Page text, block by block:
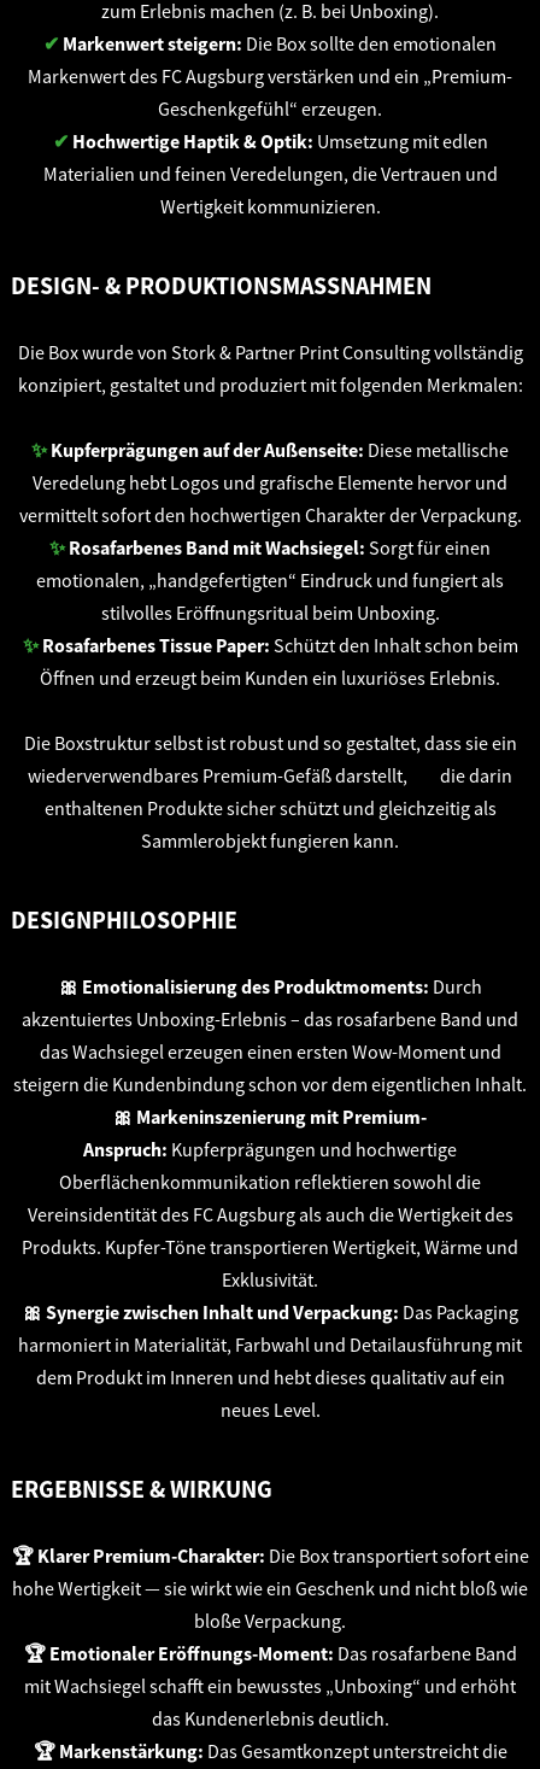
zum Erlebnis machen (z. B. bei Unboxing).
✔ Markenwert steigern: Die Box sollte den emotionalen
Markenwert des FC Augsburg verstärken und ein „Premium-
Geschenkgefühl“ erzeugen.
✔ Hochwertige Haptik & Optik: Umsetzung mit edlen
Materialien und feinen Veredelungen, die Vertrauen und
Wertigkeit kommunizieren.
DESIGN- & PRODUKTIONSMASSNAHMEN
Die Box wurde von Stork & Partner Print Consulting vollständig
konzipiert, gestaltet und produziert mit folgenden Merkmalen:
✨Kupferprägungen auf der Außenseite: Diese metallische
Veredelung hebt Logos und grafische Elemente hervor und
vermittelt sofort den hochwertigen Charakter der Verpackung.
✨Rosafarbenes Band mit Wachsiegel: Sorgt für einen
emotionalen, „handgefertigten“ Eindruck und fungiert als
stilvolles Eröffnungsritual beim Unboxing.
✨Rosafarbenes Tissue Paper: Schützt den Inhalt schon beim
Öffnen und erzeugt beim Kunden ein luxuriöses Erlebnis.
Die Boxstruktur selbst ist robust und so gestaltet, dass sie ein
wiederverwendbares Premium-Gefäß darstellt, die darin
enthaltenen Produkte sicher schützt und gleichzeitig als
Sammlerobjekt fungieren kann.
DESIGNPHILOSOPHIE
🎀 Emotionalisierung des Produktmoments: Durch
akzentuiertes Unboxing-Erlebnis – das rosafarbene Band und
das Wachsiegel erzeugen einen ersten Wow-Moment und
steigern die Kundenbindung schon vor dem eigentlichen Inhalt.
🎀 Markeninszenierung mit Premium-
Anspruch: Kupferprägungen und hochwertige
Oberflächenkommunikation reflektieren sowohl die
Vereinsidentität des FC Augsburg als auch die Wertigkeit des
Produkts. Kupfer-Töne transportieren Wertigkeit, Wärme und
Exklusivität.
🎀 Synergie zwischen Inhalt und Verpackung: Das Packaging
harmoniert in Materialität, Farbwahl und Detailausführung mit
dem Produkt im Inneren und hebt dieses qualitativ auf ein
neues Level.
ERGEBNISSE & WIRKUNG
🏆 Klarer Premium-Charakter: Die Box transportiert sofort eine
hohe Wertigkeit — sie wirkt wie ein Geschenk und nicht bloß wie
bloße Verpackung.
🏆 Emotionaler Eröffnungs-Moment: Das rosafarbene Band
mit Wachsiegel schafft ein bewusstes „Unboxing“ und erhöht
das Kundenerlebnis deutlich.
🏆 Markenstärkung: Das Gesamtkonzept unterstreicht die